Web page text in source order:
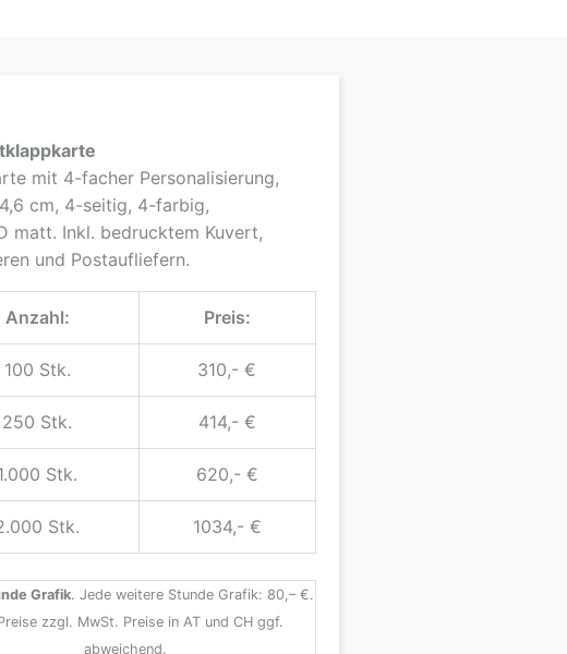
mit 4-facher Personalisierung,
cm, 4-seitig, 4-farbig,
matt. Inkl. bedrucktem Kuvert,
und Postaufliefern.
Anzahl: Preis:
100 Stk. 310,- €
250 Stk. 414,- €
Stk. 620,- €
Stk. 1034,- €
Grafik. Jede weitere Stunde Grafik: 80,– €.
zzgl. MwSt. Preise in AT und CH ggf.
abweichend.